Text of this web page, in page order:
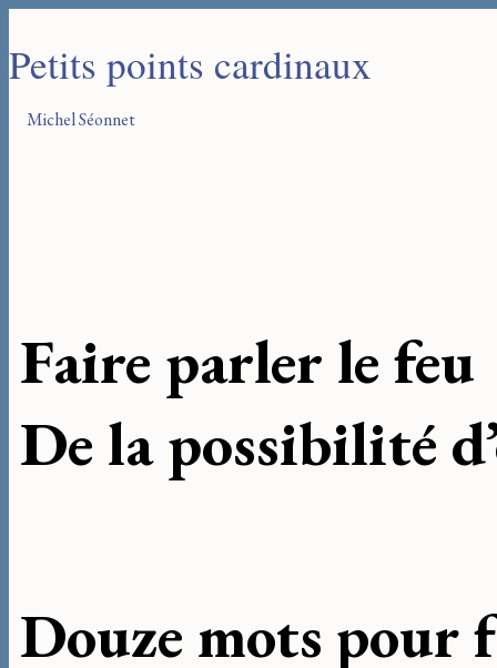
Petits points cardinaux
Michel Séonnet
Faire parler le feu
De la possibilité
Douze mots pour